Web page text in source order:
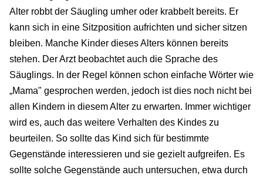
Alter robbt der Säugling umher oder krabbelt bereits. Er
kann sich in eine Sitzposition aufrichten und sicher sitzen
bleiben. Manche Kinder dieses Alters können bereits
stehen. Der Arzt beobachtet auch die Sprache des
Säuglings. In der Regel können schon einfache Wörter wie
„Mama" gesprochen werden, jedoch ist dies noch nicht bei
allen Kindern in diesem Alter zu erwarten. Immer wichtiger
wird es, auch das weitere Verhalten des Kindes zu
beurteilen. So sollte das Kind sich für bestimmte
Gegenstände interessieren und sie gezielt aufgreifen. Es
sollte solche Gegenstände auch untersuchen, etwa durch